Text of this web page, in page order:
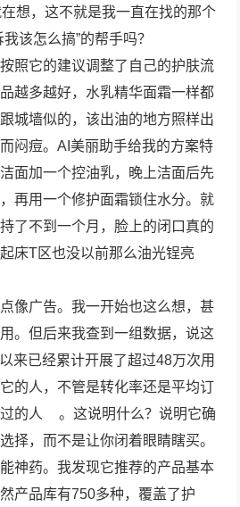
想，这不就是我一直在找的那个
该怎么搞”的帮手吗？
照它的建议调整了自己的护肤流
越多越好，水乳精华面霜一样都
城墙似的，该出油的地方照样出
闷痘。AI美丽助手给我的方案特
面加一个控油乳，晚上洁面后先
再用一个修护面霜锁住水分。就
了不到一个月，脸上的闭口真的
床T区也没以前那么油光锃亮
像广告。我一开始也这么想，甚
。但后来我查到一组数据，说这
来已经累计开展了超过48万次用
的人，不管是转化率还是平均订
的人
。这说明什么？说明它确
择，而不是让你闭着眼睛瞎买。
神药。我发现它推荐的产品基本
产品库有750多种，覆盖了护